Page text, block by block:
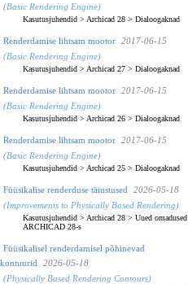
(Basic Rendering Engine)
Kasutusjuhendid > Archicad 28 > Dialoogaknad
Renderdamise lihtsam mootor
2017-06-15
(Basic Rendering Engine)
Kasutusjuhendid > Archicad 27 > Dialoogaknad
Renderdamise lihtsam mootor
2017-06-15
(Basic Rendering Engine)
Kasutusjuhendid > Archicad 26 > Dialoogaknad
Renderdamise lihtsam mootor
2017-06-15
(Basic Rendering Engine)
Kasutusjuhendid > Archicad 25 > Dialoogaknad
Füüsikalise renderduse täiustused
2026-05-18
(Improvements to Physically Based Rendering)
Kasutusjuhendid > Archicad 28 > Uued omadused
ARCHICAD 28-s
Füüsikalisel renderdamisel põhinevad
kontuurid
2026-05-18
(Physically Based Rendering Contours)